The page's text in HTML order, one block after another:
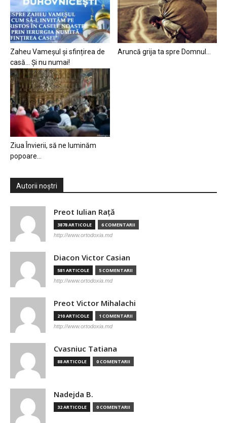
Zaheu Vameșul și sfințirea de
casă… Și nu numai!
Aruncă grija ta spre Domnul…
Ziua Învierii, să ne luminăm
popoare…
Autorii noștri
Preot Iulian Raţă
3878 ARTICOLE 6 COMENTARII
http://www.ortodoxia.md
Diacon Victor Casian
581 ARTICOLE 5 COMENTARII
http://www.ortodoxia.md
Preot Victor Mihalachi
210 ARTICOLE 1 COMENTARII
http://www.ortodoxia.md
Cvasniuc Tatiana
88 ARTICOLE 0 COMENTARII
Nadejda B.
32 ARTICOLE 0 COMENTARII